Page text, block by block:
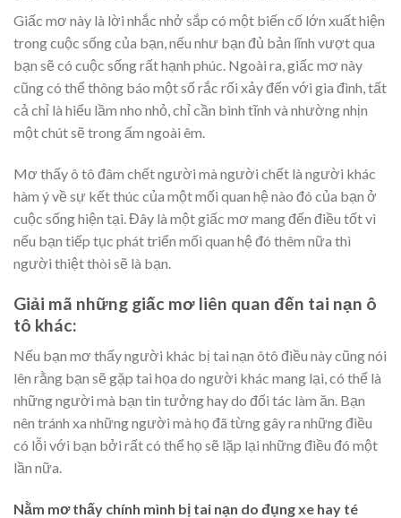
Giấc mơ này là lời nhắc nhở sắp có một biến cố lớn xuất hiện
trong cuộc sống của bạn, nếu như bạn đủ bản lĩnh vượt qua
bạn sẽ có cuộc sống rất hạnh phúc. Ngoài ra, giấc mơ này
cũng có thể thông báo một số rắc rối xảy đến với gia đình, tất
cả chỉ là hiểu lầm nho nhỏ, chỉ cần bình tĩnh và nhường nhịn
một chút sẽ trong ấm ngoài êm.
Mơ thấy ô tô đâm chết người mà người chết là người khác
hàm ý về sự kết thúc của một mối quan hệ nào đó của bạn ở
cuộc sống hiện tại. Đây là một giấc mơ mang đến điều tốt vì
nếu bạn tiếp tục phát triển mối quan hệ đó thêm nữa thì
người thiệt thòi sẽ là bạn.
Giải mã những giấc mơ liên quan đến tai nạn ô
tô khác:
Nếu bạn mơ thấy người khác bị tai nạn ôtô điều này cũng nói
lên rằng bạn sẽ gặp tai họa do người khác mang lại, có thể là
những người mà bạn tin tưởng hay do đối tác làm ăn. Bạn
nên tránh xa những người mà họ đã từng gây ra những điều
có lỗi với bạn bởi rất có thể họ sẽ lặp lại những điều đó một
lần nữa.
Nằm mơ thấy chính mình bị tai nạn do đụng xe hay té